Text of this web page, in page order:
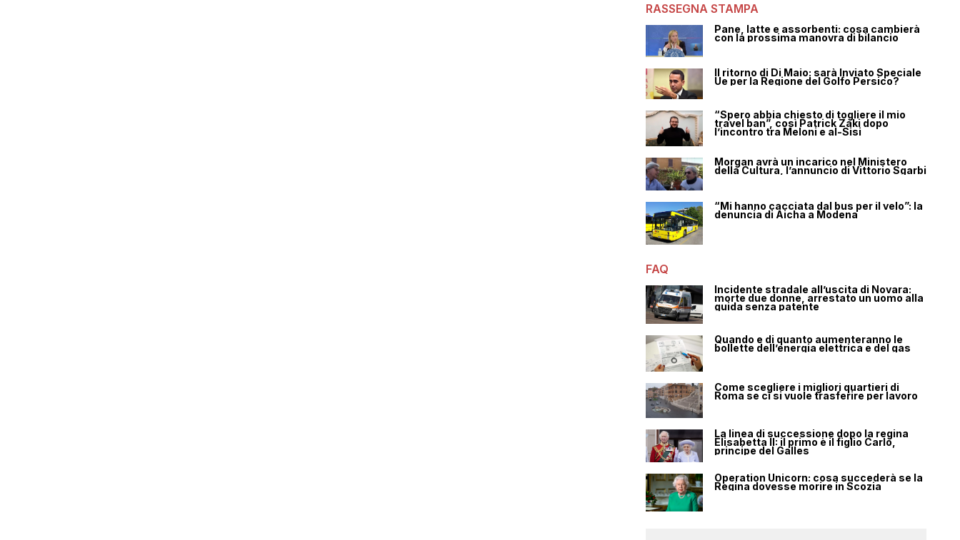
RASSEGNA STAMPA
Pane, latte e assorbenti: cosa cambierà
con la prossima manovra di bilancio
Il ritorno di Di Maio: sarà Inviato Speciale
Ue per la Regione del Golfo Persico?
“Spero abbia chiesto di togliere il mio
travel ban”, così Patrick Zaki dopo
l’incontro tra Meloni e al-Sisi
Morgan avrà un incarico nel Ministero
della Cultura, l’annuncio di Vittorio Sgarbi
“Mi hanno cacciata dal bus per il velo”: la
denuncia di Aicha a Modena
FAQ
Incidente stradale all’uscita di Novara:
morte due donne, arrestato un uomo alla
guida senza patente
Quando e di quanto aumenteranno le
bollette dell’energia elettrica e del gas
Come scegliere i migliori quartieri di
Roma se ci si vuole trasferire per lavoro
La linea di successione dopo la regina
Elisabetta II: il primo è il figlio Carlo,
principe del Galles
Operation Unicorn: cosa succederà se la
Regina dovesse morire in Scozia